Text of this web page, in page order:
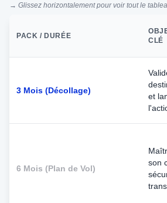
→ Glissez horizontalement pour voir tout le
PACK / DURÉE
CLÉ
3 Mois (Décollage)
et
6 Mois (Plan de Vol)
son